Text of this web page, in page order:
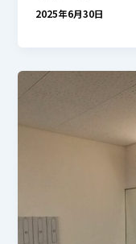
2025年6月30日